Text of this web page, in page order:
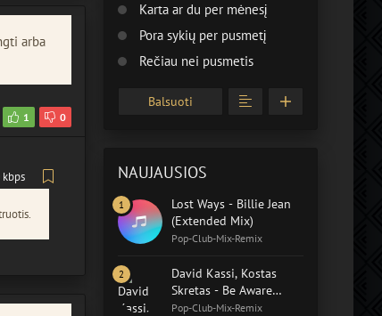
arba
1 0
kbps
Karta ar du per mėnesį
Pora sykių per pusmetį
Rečiau nei pusmetis
Balsuoti
NAUJAUSIOS
Lost Ways - Billie Jean
(Extended Mix)
Pop-Club-Mix-Remix
David Kassi, Kostas
Skretas - Be Aware
(Extended Mix)
Pop-Club-Mix-Remix